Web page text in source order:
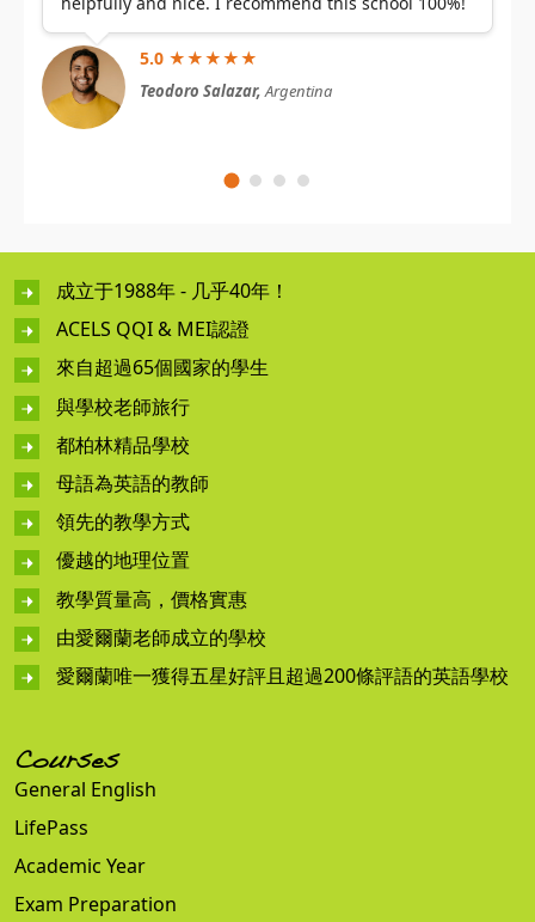
5.0 ★★★★★
Teodoro Salazar,Argentina
成立于1988年 - 几乎40年！
ACELS QQI & MEI認證
來自超過65個國家的學生
與學校老師旅行
都柏林精品學校
母語為英語的教師
領先的教學方式
優越的地理位置
教學質量高，價格實惠
由愛爾蘭老師成立的學校
愛爾蘭唯一獲得五星好評且超過200條評語的英語學校
Courses
General English
LifePass
Academic Year
Exam Preparation